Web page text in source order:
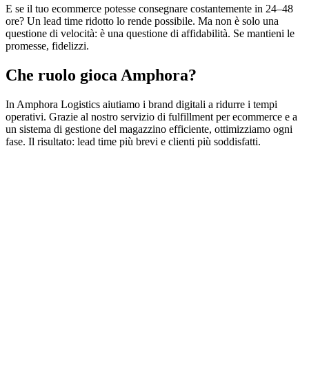
E se il tuo ecommerce potesse consegnare costantemente in 24–48
ore? Un lead time ridotto lo rende possibile. Ma non è solo una
questione di velocità: è una questione di affidabilità. Se mantieni le
promesse, fidelizzi.
Che ruolo gioca Amphora?
In Amphora Logistics aiutiamo i brand digitali a ridurre i tempi
operativi. Grazie al nostro servizio di fulfillment per ecommerce e a
un sistema di gestione del magazzino efficiente, ottimizziamo ogni
fase. Il risultato: lead time più brevi e clienti più soddisfatti.